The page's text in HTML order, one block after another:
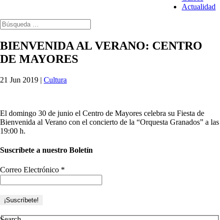
Actualidad
BIENVENIDA AL VERANO: CENTRO
DE MAYORES
21 Jun 2019 | Cultura
El domingo 30 de junio el Centro de Mayores celebra su Fiesta de
Bienvenida al Verano con el concierto de la “Orquesta Granados” a las
19:00 h.
Suscríbete a nuestro Boletín
Correo Electrónico *